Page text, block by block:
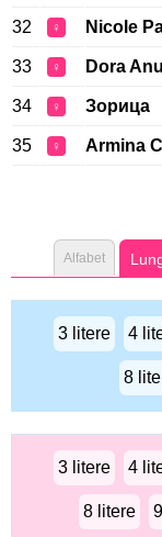
32 ♀ Nicole
33 ♀ Dora
34 ♀ Зорица
35 ♀ Armina
Alfabet
3 litere 4
8
3 litere 4
8 litere